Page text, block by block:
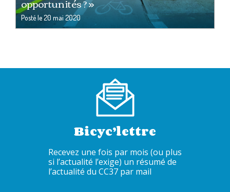
Posté le20 mai 2020
Bicyc’lettre
Recevez une fois par mois (ou plus
si l’actualité l’exige) un résumé de
l’actualité du CC37 par mail